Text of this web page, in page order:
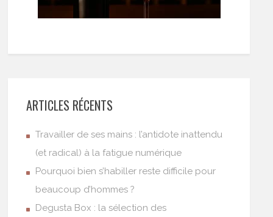
ARTICLES RÉCENTS
Travailler de ses mains : l’antidote inattendu
(et radical) à la fatigue numérique
Pourquoi bien s’habiller reste difficile pour
beaucoup d’hommes ?
Degusta Box : la sélection des